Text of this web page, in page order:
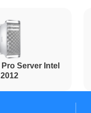
Server Intel
2012